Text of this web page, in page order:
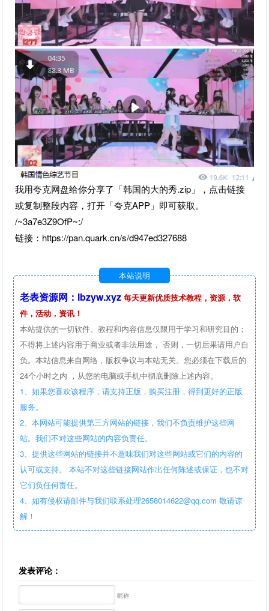
我用夸克网盘给你分享了「韩国的大的秀.zip」，点击链接
或复制整段内容，打开「夸克APP」即可获取。
/~3a7e3Z9OfP~:/
链接：https://pan.quark.cn/s/d947ed327688
本站说明
老表资源网：lbzyw.xyz 每天更新优质技术教程，资源，软
件，活动，资讯！
本站提供的一切软件、教程和内容信息仅限用于学习和研究目的；
不得将上述内容用于商业或者非法用途， 否则，一切后果请用户自
负。本站信息来自网络，版权争议与本站无关。您必须在下载后的
24个小时之内 ，从您的电脑或手机中彻底删除上述内容。
1、如果您喜欢该程序，请支持正版，购买注册，得到更好的正版
服务。
2、本网站可能提供第三方网站的链接，我们不负责维护这些网
站。我们不对这些网站的内容负责任。
3、提供这些网站的链接并不意味我们对这些网站或它们的内容的
认可或支持。 本站不对这些链接网站作出任何陈述或保证，也不对
它们负任何责任。
4、如有侵权请邮件与我们联系处理2658014622@qq.com 敬请谅
解！
发表评论：
昵称